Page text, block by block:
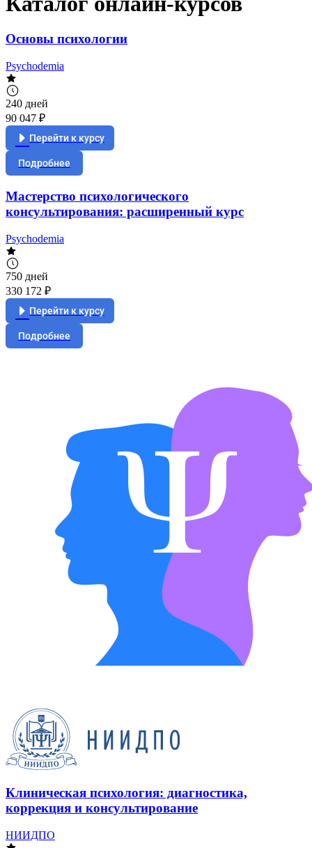
Основы психологии
Psychodemia
240 дней
90 047 ₽
Перейти к курсу
Подробнее
Мастерство психологического
консультирования: расширенный курс
Psychodemia
750 дней
330 172 ₽
Перейти к курсу
Подробнее
Клиническая психология: диагностика,
коррекция и консультирование
НИИДПО